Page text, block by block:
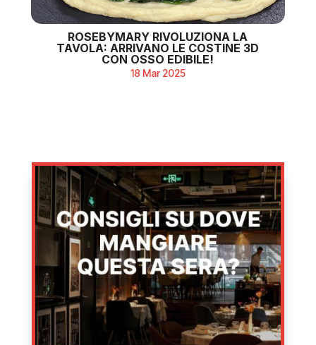
ROSEBYMARY RIVOLUZIONA LA
TAVOLA: ARRIVANO LE COSTINE 3D
CON OSSO EDIBILE!
18 Mar 2025